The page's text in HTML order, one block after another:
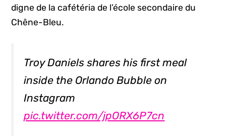
digne de la cafétéria de l’école secondaire du
Chêne-Bleu.
Troy Daniels shares his first meal
inside the Orlando Bubble on
Instagram
pic.twitter.com/jpORX6P7cn